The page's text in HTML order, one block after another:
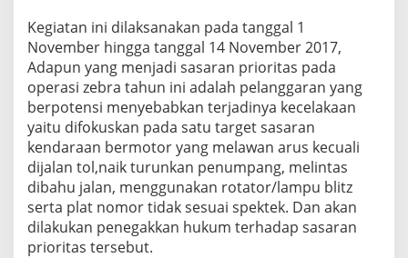
Kegiatan ini dilaksanakan pada tanggal 1
November hingga tanggal 14 November 2017,
Adapun yang menjadi sasaran prioritas pada
operasi zebra tahun ini adalah pelanggaran yang
berpotensi menyebabkan terjadinya kecelakaan
yaitu difokuskan pada satu target sasaran
kendaraan bermotor yang melawan arus kecuali
dijalan tol,naik turunkan penumpang, melintas
dibahu jalan, menggunakan rotator/lampu blitz
serta plat nomor tidak sesuai spektek. Dan akan
dilakukan penegakkan hukum terhadap sasaran
prioritas tersebut.